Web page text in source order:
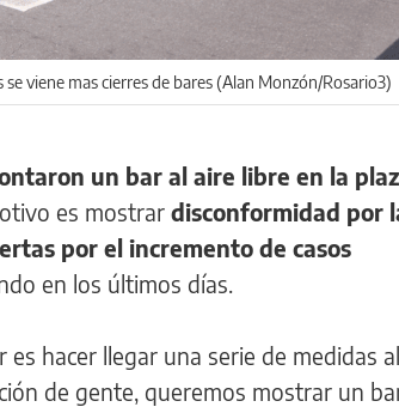
viene mas cierres de bares (Alan Monzón/Rosario3)
un bar al aire libre en la
es mostrar disconformidad por
por el incremento de casos
en los últimos días.
hacer llegar una serie de medidas al
de gente, queremos mostrar un